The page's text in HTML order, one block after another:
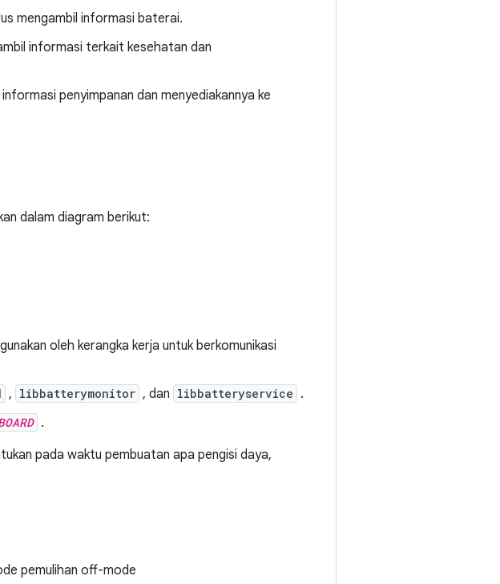
mengambil informasi baterai.
informasi terkait kesehatan dan
penyimpanan dan menyediakannya ke
dalam diagram berikut:
oleh kerangka kerja untuk berkomunikasi
, libbatterymonitor , dan libbatteryservice .
.
pada waktu pembuatan apa pengisi daya,
pemulihan off-mode